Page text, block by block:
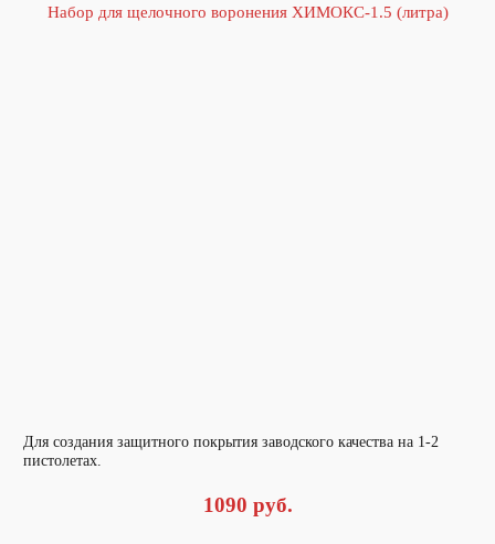
Набор для щелочного воронения ХИМОКС-1.5 (литра)
Для создания защитного покрытия заводского качества на 1-2
пистолетах.
1090 руб.